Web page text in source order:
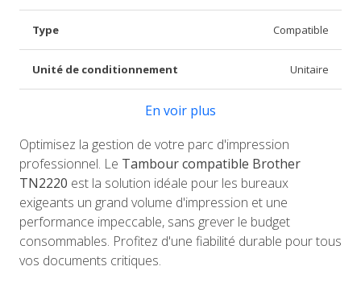
Type Compatible
Unité de conditionnement Unitaire
En voir plus
Optimisez la gestion de votre parc d'impression
professionnel. Le Tambour compatible Brother
TN2220 est la solution idéale pour les bureaux
exigeants un grand volume d'impression et une
performance impeccable, sans grever le budget
consommables. Profitez d'une fiabilité durable pour tous
vos documents critiques.